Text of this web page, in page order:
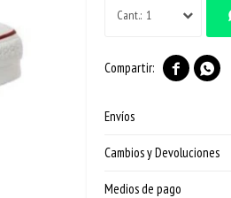
1
 
Envíos
Cambios y Devoluciones
Medios de pago